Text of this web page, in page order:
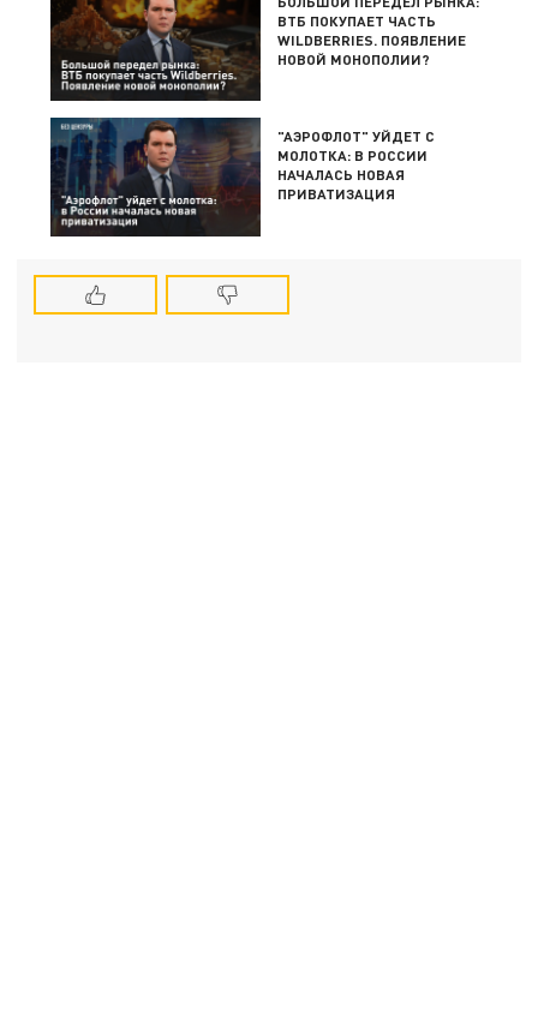
ВТБ ПОКУПАЕТ ЧАСТЬ
WILDBERRIES. ПОЯВЛЕНИЕ
НОВОЙ МОНОПОЛИИ?
"АЭРОФЛОТ" УЙДЕТ С
МОЛОТКА: В РОССИИ
НАЧАЛАСЬ НОВАЯ
ПРИВАТИЗАЦИЯ